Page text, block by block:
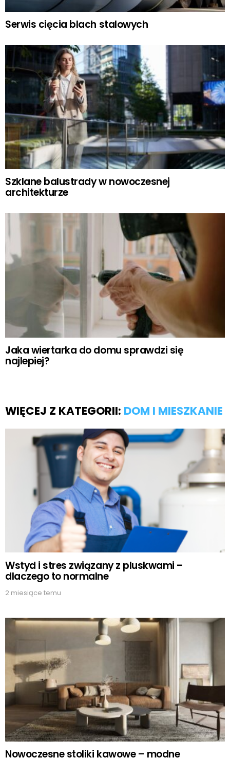
Serwis cięcia blach stalowych
Szklane balustrady w nowoczesnej
architekturze
Jaka wiertarka do domu sprawdzi się
najlepiej?
WIĘCEJ Z KATEGORII: DOM I MIESZKANIE
Wstyd i stres związany z pluskwami –
dlaczego to normalne
2 miesiące temu
Nowoczesne stoliki kawowe – modne